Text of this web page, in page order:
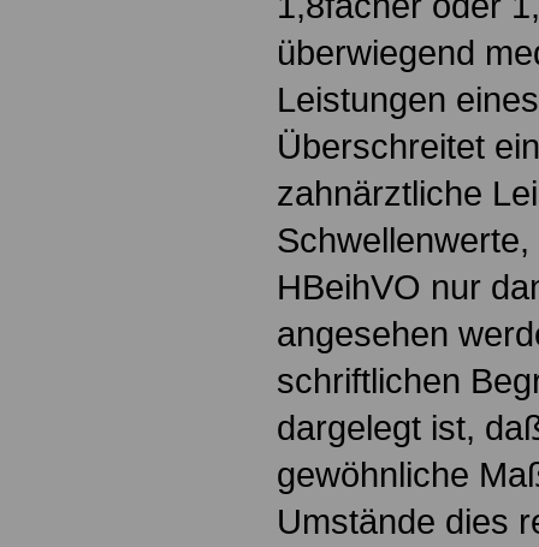
überwiegend
Leistungen
Überschreitet
zahnärztliche
HBeihVO nur
angesehen
schriftlichen
dargelegt ist,
gewöhnliche
Umstände dies